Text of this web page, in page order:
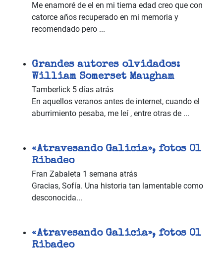
Me enamoré de el en mi tierna edad creo que con
catorce años recuperado en mi memoria y
recomendado pero ...
Grandes autores olvidados:
William Somerset Maugham
Tamberlick 5 días atrás
En aquellos veranos antes de internet, cuando el
aburrimiento pesaba, me leí , entre otras de ...
«Atravesando Galicia», fotos 01
Ribadeo
Fran Zabaleta 1 semana atrás
Gracias, Sofía. Una historia tan lamentable como
desconocida...
«Atravesando Galicia», fotos 01
Ribadeo